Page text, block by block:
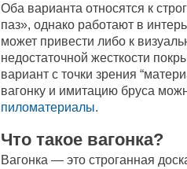
Оба варианта относятся к
паз», однако работают в
может привести либо к
недостаточной жесткости
вариант с точки зрения
вагонку и имитацию бруса
пиломатериалы.
Что такое вагонка?
Вагонка — это строганная